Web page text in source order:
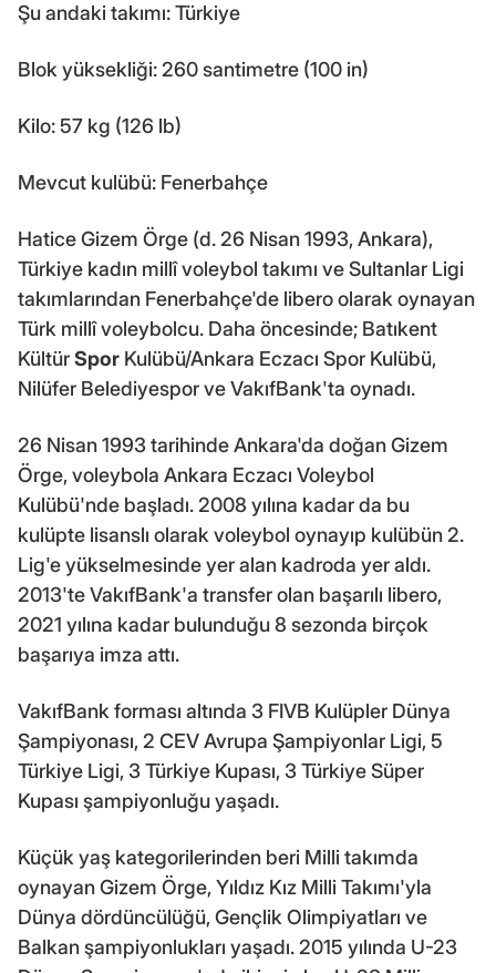
Şu andaki takımı: Türkiye
Blok yüksekliği: 260 santimetre (100 in)
Kilo: 57 kg (126 lb)
Mevcut kulübü: Fenerbahçe
Hatice Gizem Örge (d. 26 Nisan 1993, Ankara),
Türkiye kadın millî voleybol takımı ve Sultanlar Ligi
takımlarından Fenerbahçe'de libero olarak oynayan
Türk millî voleybolcu. Daha öncesinde; Batıkent
KültürSpor Kulübü/Ankara Eczacı Spor Kulübü,
Nilüfer Belediyespor ve VakıfBank'ta oynadı.
26 Nisan 1993 tarihinde Ankara'da doğan Gizem
Örge, voleybola Ankara Eczacı Voleybol
Kulübü'nde başladı. 2008 yılına kadar da bu
kulüpte lisanslı olarak voleybol oynayıp kulübün 2.
Lig'e yükselmesinde yer alan kadroda yer aldı.
2013'te VakıfBank'a transfer olan başarılı libero,
2021 yılına kadar bulunduğu 8 sezonda birçok
başarıya imza attı.
VakıfBank forması altında 3 FIVB Kulüpler Dünya
Şampiyonası, 2 CEV Avrupa Şampiyonlar Ligi, 5
Türkiye Ligi, 3 Türkiye Kupası, 3 Türkiye Süper
Kupası şampiyonluğu yaşadı.
Küçük yaş kategorilerinden beri Milli takımda
oynayan Gizem Örge, Yıldız Kız Milli Takımı'yla
Dünya dördüncülüğü, Gençlik Olimpiyatları ve
Balkan şampiyonlukları yaşadı. 2015 yılında U-23